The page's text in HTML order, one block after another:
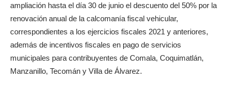
ampliación hasta el día 30 de junio el descuento del 50% por la
renovación anual de la calcomanía fiscal vehicular,
correspondientes a los ejercicios fiscales 2021 y anteriores,
además de incentivos fiscales en pago de servicios
municipales para contribuyentes de Comala, Coquimatlán,
Manzanillo, Tecomán y Villa de Álvarez.